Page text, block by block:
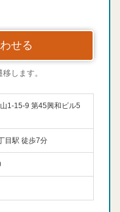
せる
します。
1-15-9 第45興和ビル5
目駅 徒歩7分